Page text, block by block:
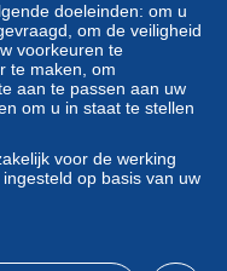
brief) (met
formaat/kleine
ven
doeleinden: om u
om de veiligheid
voorkeuren te
te maken, om
aan te passen aan uw
om u in staat te stellen
voor de werking
op basis van uw